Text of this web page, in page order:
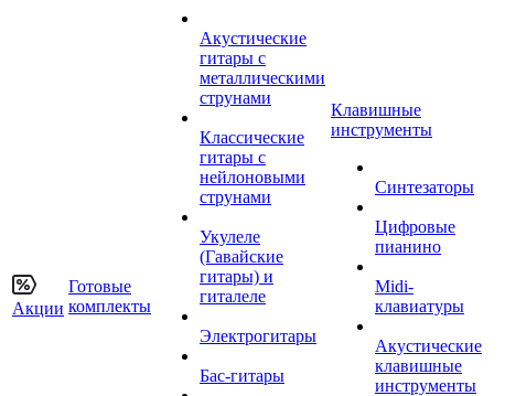
Акции
Готовые
комплекты
Акустические
гитары с
металлическими
струнами
Классические
гитары с
нейлоновыми
струнами
Укулеле
(Гавайские
гитары) и
гиталеле
Электрогитары
Бас-гитары
Клавишные
инструменты
Синтезаторы
Цифровые
пианино
Midi-
клавиатуры
Акустические
клавишные
инструменты